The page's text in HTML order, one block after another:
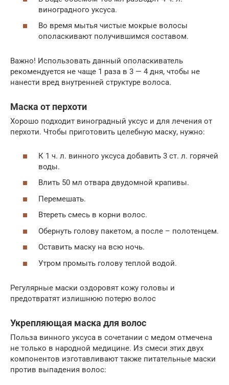
виноградного уксуса.
Во время мытья чистые мокрые волосы
ополаскивают получившимся составом.
Важно! Использовать данный ополаскиватель
рекомендуется не чаще 1 раза в 3 — 4 дня, чтобы не
нанести вред внутренней структуре волоса.
Маска от перхоти
Хорошо подходит виноградный уксус и для лечения от
перхоти. Чтобы приготовить целебную маску, нужно:
К 1 ч. л. винного уксуса добавить 3 ст. л. горячей
воды.
Влить 50 мл отвара двудомной крапивы.
Перемешать.
Втереть смесь в корни волос.
Обернуть голову пакетом, а после – полотенцем.
Оставить маску на всю ночь.
Утром промыть голову теплой водой.
Регулярные маски оздоровят кожу головы и
предотвратят излишнюю потерю волос
Укрепляющая маска для волос
Польза винного уксуса в сочетании с медом отмечена
не только в народной медицине. Из смеси этих двух
компонентов изготавливают также питательные маски
против выпадения волос: